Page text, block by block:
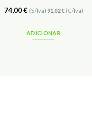
74,00€ (S/Iva) 91,02€(C/Iva)
ADICIONAR